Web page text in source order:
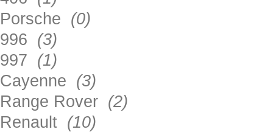
Porsche (0)
996 (3)
997 (1)
Cayenne (3)
Range Rover (2)
Renault (10)